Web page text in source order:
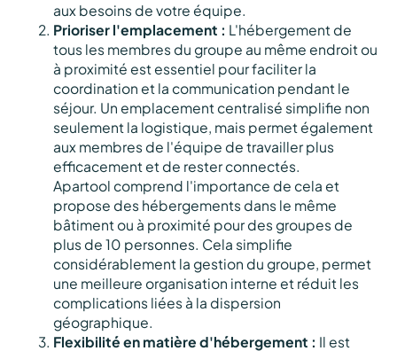
aux besoins de votre équipe.
Prioriser l'emplacement : L'hébergement de
tous les membres du groupe au même endroit ou
à proximité est essentiel pour faciliter la
coordination et la communication pendant le
séjour. Un emplacement centralisé simplifie non
seulement la logistique, mais permet également
aux membres de l'équipe de travailler plus
efficacement et de rester connectés.
Apartool comprend l'importance de cela et
propose des hébergements dans le même
bâtiment ou à proximité pour des groupes de
plus de 10 personnes. Cela simplifie
considérablement la gestion du groupe, permet
une meilleure organisation interne et réduit les
complications liées à la dispersion
géographique.
Flexibilité en matière d'hébergement : Il est